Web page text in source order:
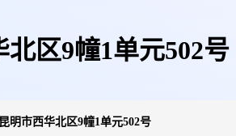
北区9幢1单元502号
昆明市西华北区9幢1单元502号